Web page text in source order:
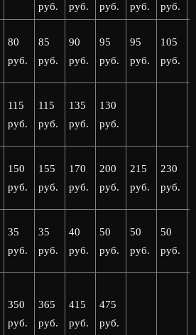
руб.
руб.
руб.
руб.
руб.
80
руб.
85
руб.
90
руб.
95
руб.
95
руб.
105
руб.
115
руб.
115
руб.
135
руб.
130
руб.
150
руб.
155
руб.
170
руб.
200
руб.
215
руб.
230
руб.
35
руб.
35
руб.
40
руб.
50
руб.
50
руб.
50
руб.
350
руб.
365
руб.
415
руб.
475
руб.